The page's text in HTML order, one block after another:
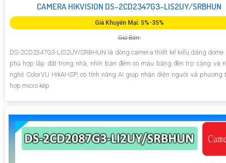
CAMERA HIKVISION DS-2CD2347G3-LIS2UY/SRBHUN
Giá Khuyến Mại: 5%-35%
Giá Bán:
DS-2CD2347G3-LIS2UY/SRBHUN là dòng camera thiết kế kiểu dáng dome
phù hợp lắp đặt trong nhà, nhìn ban đêm có màu bằng đèn trợ sáng và
nghệ ColorVU HikAI-ISP, có tính năng AI giúp nhận diện người và phương
hợp micro kép